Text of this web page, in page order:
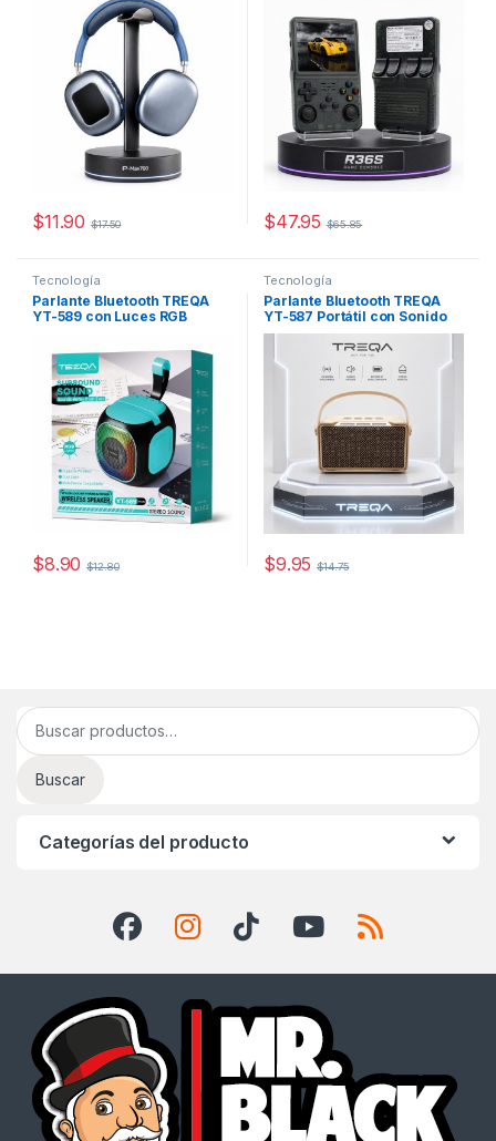
$11.90 $17.50
Este producto tiene múltiples variantes. Las opciones se
$47.95 $65.85
Este producto tiene múltiples
Tecnología
Parlante Bluetooth TREQA
YT-589 con Luces RGB
$8.90 $12.80
Este producto tiene múltiples variantes. Las opciones se
Tecnología
Parlante Bluetooth TREQA
YT-587 Portátil con Sonido
Hi-Fi
$9.95 $14.75
Este producto tiene múltiples
Buscar por:
Buscar
Categorías del producto